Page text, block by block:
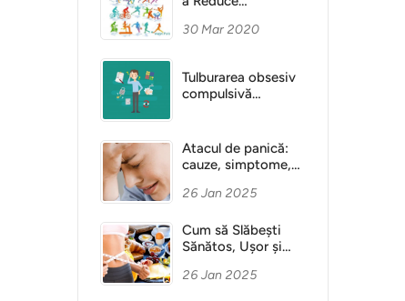
30 Mar 2020
Tulburarea obsesiv
compulsivă
Atacul de panică:
cauze, simptome,
26 Jan 2025
Cum să Slăbești
Sănătos, Ușor și
26 Jan 2025